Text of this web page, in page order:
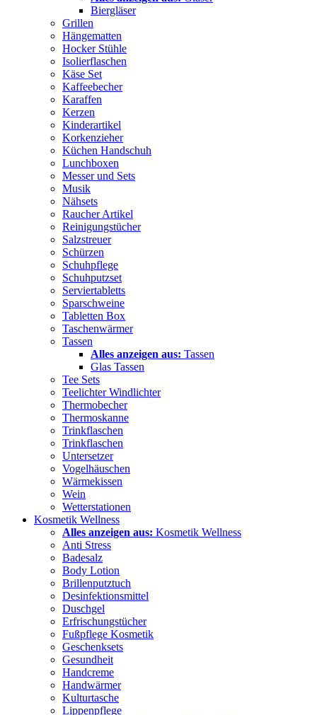
Biergläser
Grillen
Hängematten
Hocker Stühle
Isolierflaschen
Käse Set
Kaffeebecher
Karaffen
Kerzen
Kinderartikel
Korkenzieher
Küchen Handschuh
Lunchboxen
Messer und Sets
Musik
Nähsets
Raucher Artikel
Reinigungstücher
Salzstreuer
Schürzen
Schuhpflege
Schuhputzset
Serviertabletts
Sparschweine
Tabletten Box
Taschenwärmer
Tassen
Alles anzeigen aus: Tassen
Glas Tassen
Tee Sets
Teelichter Windlichter
Thermobecher
Thermoskanne
Trinkflaschen
Trinkflaschen
Untersetzer
Vogelhäuschen
Wärmekissen
Wein
Wetterstationen
Kosmetik Wellness
Alles anzeigen aus: Kosmetik Wellness
Anti Stress
Badesalz
Body Lotion
Brillenputztuch
Desinfektionsmittel
Duschgel
Erfrischungstücher
Fußpflege Kosmetik
Geschenksets
Gesundheit
Handcreme
Handwärmer
Kulturtasche
Lippenpflege